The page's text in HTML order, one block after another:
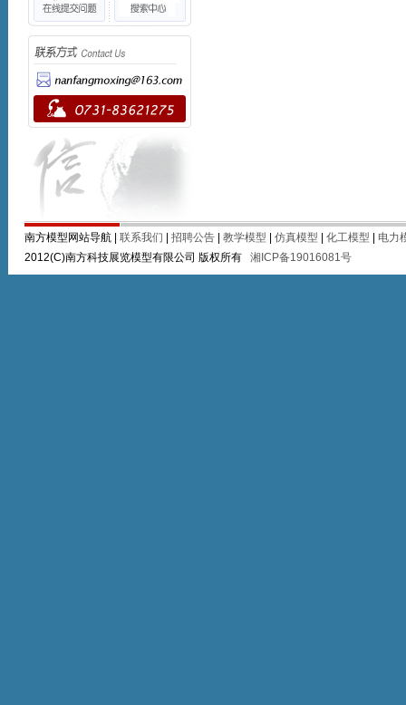
南方模型网站导航 | 联系我们 招聘公告| 教学模型 仿真模型 化工模型
电力
2012(C)南方科技展览模型有限公司 版权所有 湘ICP备19016081号